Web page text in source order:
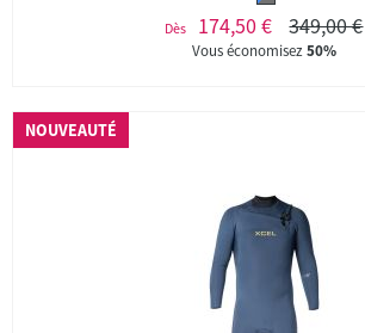
Dès 174,50 € 349,00 €
Vous économisez50%
NOUVEAUTÉ